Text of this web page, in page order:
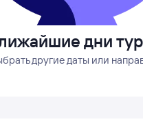
дни
другие даты или